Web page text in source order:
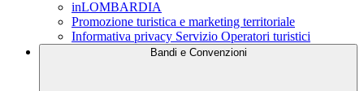
inLOMBARDIA
Promozione turistica e marketing territoriale
Informativa privacy Servizio Operatori turistici
Bandi e Convenzioni